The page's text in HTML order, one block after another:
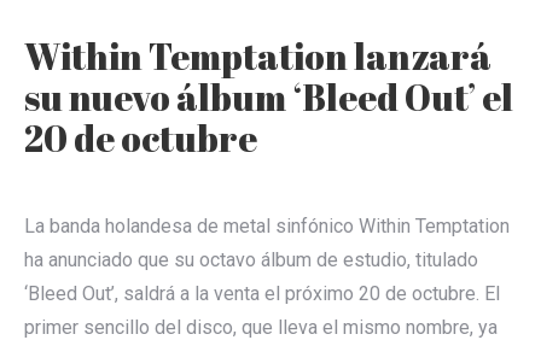
Within Temptation lanzará
su nuevo álbum ‘Bleed Out’ el
20 de octubre
La banda holandesa de metal sinfónico Within Temptation
ha anunciado que su octavo álbum de estudio, titulado
‘Bleed Out’, saldrá a la venta el próximo 20 de octubre. El
primer sencillo del disco, que lleva el mismo nombre, ya